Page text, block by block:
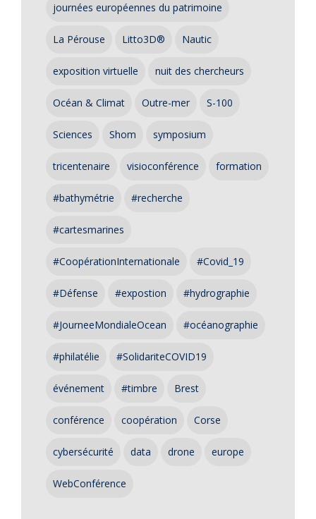
journées européennes du patrimoine
La Pérouse Litto3D® Nautic
exposition virtuelle nuit des chercheurs
Océan & Climat Outre-mer S-100
Sciences Shom symposium
tricentenaire visioconférence formation
#bathymétrie #recherche
#cartesmarines
#CoopérationInternationale #Covid_19
#Défense #expostion #hydrographie
#JourneeMondialeOcean #océanographie
#philatélie #SolidariteCOVID19
événement #timbre Brest
conférence coopération Corse
cybersécurité data drone europe
WebConférence